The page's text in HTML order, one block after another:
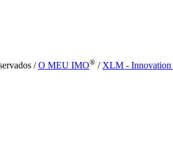
/O MEU IMO® / XLM -